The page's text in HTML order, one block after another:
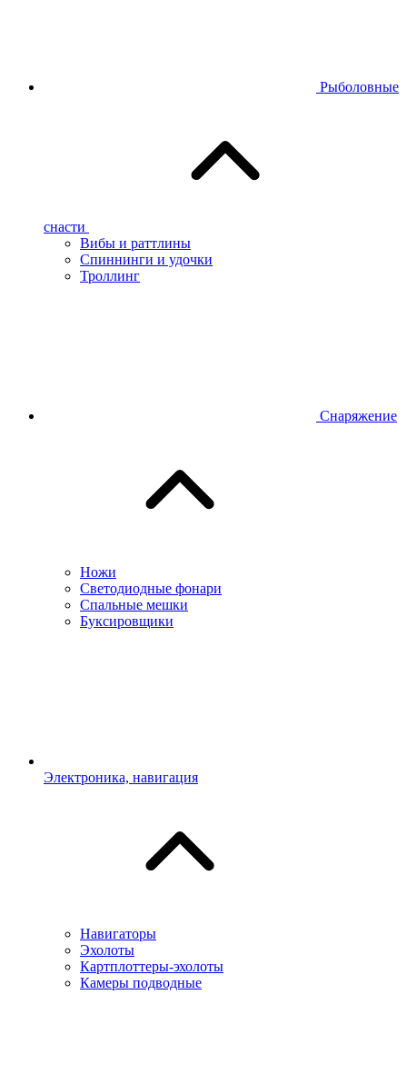
Рыболовные
снасти
Вибы и раттлины
Спиннинги и удочки
Троллинг
Снаряжение
Ножи
Светодиодные фонари
Спальные мешки
Буксировщики
Электроника, навигация
Навигаторы
Эхолоты
Картплоттеры-эхолоты
Камеры подводные